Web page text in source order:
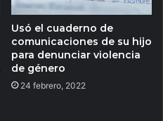
Usó el cuaderno de
comunicaciones de su hijo
para denunciar violencia
de género
24 febrero, 2022